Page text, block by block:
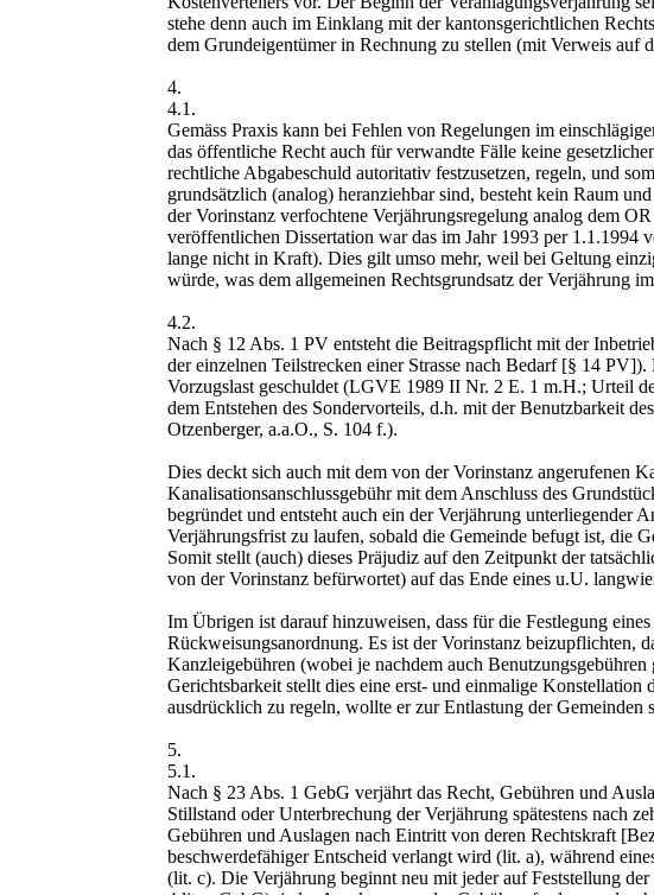
stehe denn auch im Einklang mit der kantonsgerichtlichen
dem Grundeigentümer in Rechnung zu stellen (mit Verweis
4.
4.1.
Gemäss Praxis kann bei Fehlen von Regelungen im
das öffentliche Recht auch für verwandte Fälle keine
rechtliche Abgabeschuld autoritativ festzusetzen, regeln, und
grundsätzlich (analog) heranziehbar sind, besteht kein Raum
der Vorinstanz verfochtene Verjährungsregelung analog dem
veröffentlichen Dissertation war das im Jahr 1993 per 1.1.1994
lange nicht in Kraft). Dies gilt umso mehr, weil bei Geltung
würde, was dem allgemeinen Rechtsgrundsatz der Verjährung
4.2.
Nach § 12 Abs. 1 PV entsteht die Beitragspflicht mit der
der einzelnen Teilstrecken einer Strasse nach Bedarf [§ 14
Vorzugslast geschuldet (LGVE 1989 II Nr. 2 E. 1 m.H.; Urteil
dem Entstehen des Sondervorteils, d.h. mit der Benutzbarkeit
Otzenberger, a.a.O., S. 104 f.).
Dies deckt sich auch mit dem von der Vorinstanz angerufenen
Kanalisationsanschlussgebühr mit dem Anschluss des
begründet und entsteht auch ein der Verjährung unterliegender
Verjährungsfrist zu laufen, sobald die Gemeinde befugt ist, die
Somit stellt (auch) dieses Präjudiz auf den Zeitpunkt der
von der Vorinstanz befürwortet) auf das Ende eines u.U.
Im Übrigen ist darauf hinzuweisen, dass für die Festlegung
Rückweisungsanordnung. Es ist der Vorinstanz beizupflichten,
Kanzleigebühren (wobei je nachdem auch
Gerichtsbarkeit stellt dies eine erst- und einmalige
ausdrücklich zu regeln, wollte er zur Entlastung der Gemeinden
5.
5.1.
Nach § 23 Abs. 1 GebG verjährt das Recht, Gebühren und
Stillstand oder Unterbrechung der Verjährung spätestens nach
Gebühren und Auslagen nach Eintritt von deren Rechtskraft
beschwerdefähiger Entscheid verlangt wird (lit. a), während
(lit. c). Die Verjährung beginnt neu mit jeder auf Feststellung